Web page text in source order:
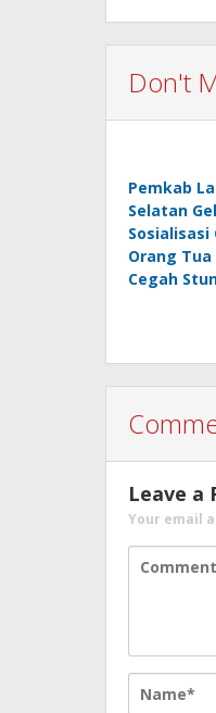
Don't
Pemkab
Selatan
Sosialisasi
Orang Tua
Cegah
Leave a
Your email